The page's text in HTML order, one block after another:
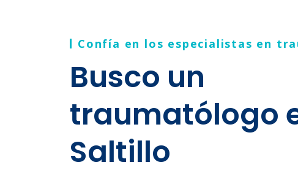
Confía en los especialistas en
Busco un
traumatólogo
Saltillo